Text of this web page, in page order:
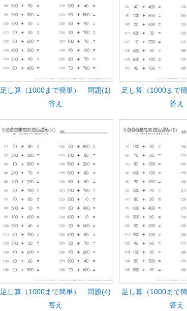
足し算（1000まで簡単） 問題(1)
答え
足し算（1000まで
答え
足し算（1000まで簡単） 問題(4)
答え
足し算（1000まで
答え